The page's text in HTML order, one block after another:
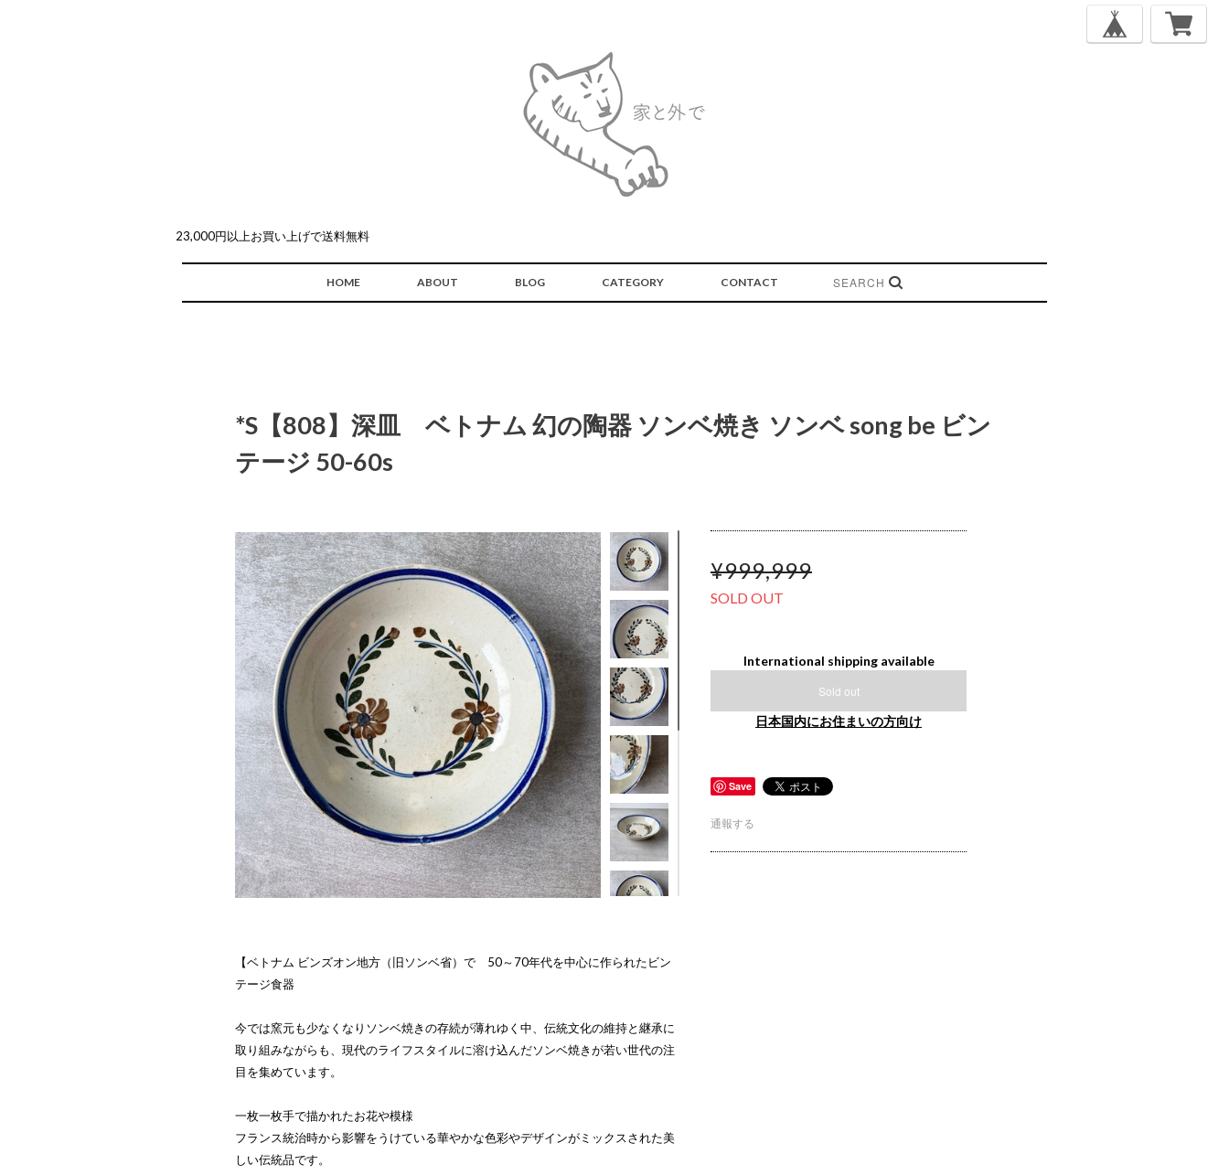
23,000円以上お買い上げで送料無料
HOME ABOUT BLOG CATEGORY CONTACT
*S【808】深皿 ベトナム 幻の陶器 ソンベ焼き ソンベ song be ビン
テージ 50-60s
【ベトナム ビンズオン地方（旧ソンベ省）で 50～70年代を中心に作られたビン
テージ食器
今では窯元も少なくなりソンベ焼きの存続が薄れゆく中、伝統文化の維持と継承に
取り組みながらも、現代のライフスタイルに溶け込んだソンベ焼きが若い世代の注
目を集めています。
一枚一枚手で描かれたお花や模様
フランス統治時から影響をうけている華やかな色彩やデザインがミックスされた美
しい伝統品です。
¥999,999
SOLD OUT
International shipping available
Sold out
日本国内にお住まいの方向け
Save
通報する